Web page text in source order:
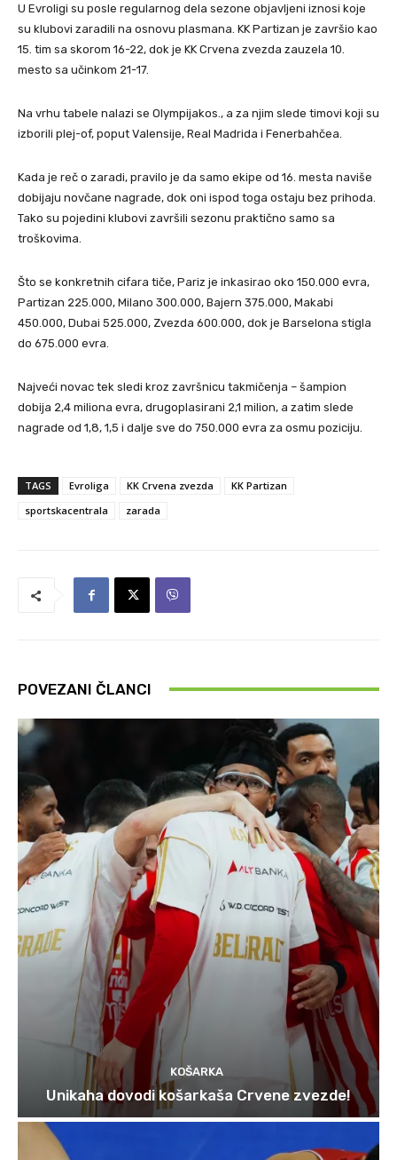
U Evroligi su posle regularnog dela sezone objavljeni iznosi koje
su klubovi zaradili na osnovu plasmana. KK Partizan je završio kao
15. tim sa skorom 16-22, dok je KK Crvena zvezda zauzela 10.
mesto sa učinkom 21-17.
Na vrhu tabele nalazi se Olympijakos., a za njim slede timovi koji su
izborili plej-of, poput Valensije, Real Madrida i Fenerbahčea.
Kada je reč o zaradi, pravilo je da samo ekipe od 16. mesta naviše
dobijaju novčane nagrade, dok oni ispod toga ostaju bez prihoda.
Tako su pojedini klubovi završili sezonu praktično samo sa
troškovima.
Što se konkretnih cifara tiče, Pariz je inkasirao oko 150.000 evra,
Partizan 225.000, Milano 300.000, Bajern 375.000, Makabi
450.000, Dubai 525.000, Zvezda 600.000, dok je Barselona stigla
do 675.000 evra.
Najveći novac tek sledi kroz završnicu takmičenja – šampion
dobija 2,4 miliona evra, drugoplasirani 2,1 milion, a zatim slede
nagrade od 1,8, 1,5 i dalje sve do 750.000 evra za osmu poziciju.
TAGS Evroliga KK Crvena zvezda
KK Partizan
sportskacentrala
zarada
POVEZANI ČLANCI
KOŠARKA
Unikaha dovodi košarkaša Crvene zvezde!